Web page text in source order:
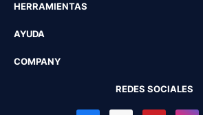
HERRAMIENTAS
AYUDA
COMPANY
REDES SOCIALES